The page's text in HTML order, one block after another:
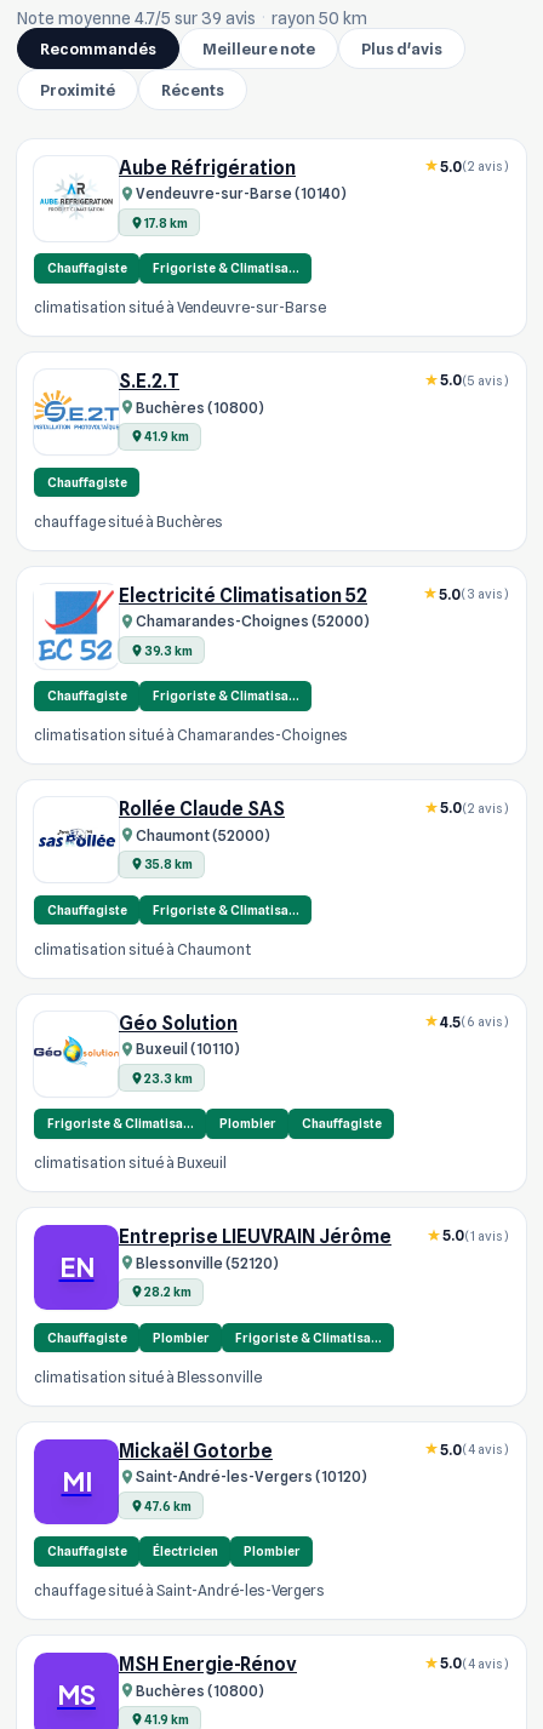
Note moyenne 4.7/5 sur 39 avis · rayon 50 km
Recommandés
Meilleure note Plus d'avis
Proximité Récents
Aube Réfrigération
Vendeuvre-sur-Barse (10140)
17.8 km
5.0(2 avis)
Chauffagiste Frigoriste & Climatisa…
climatisation situé à Vendeuvre-sur-Barse
S.E.2.T
Buchères (10800)
41.9 km
5.0(5 avis)
Chauffagiste
chauffage situé à Buchères
Electricité Climatisation 52
Chamarandes-Choignes (52000)
39.3 km
5.0(3 avis)
Chauffagiste Frigoriste & Climatisa…
climatisation situé à Chamarandes-Choignes
Rollée Claude SAS
Chaumont (52000)
35.8 km
5.0(2 avis)
Chauffagiste Frigoriste & Climatisa…
climatisation situé à Chaumont
Géo Solution
Buxeuil (10110)
23.3 km
4.5(6 avis)
Frigoriste & Climatisa… Plombier Chauffagiste
climatisation situé à Buxeuil
EN
Entreprise LIEUVRAIN Jérôme
Blessonville (52120)
28.2 km
5.0(1 avis)
Chauffagiste Plombier Frigoriste & Climatisa…
climatisation situé à Blessonville
MI
Mickaël Gotorbe
Saint-André-les-Vergers (10120)
47.6 km
5.0(4 avis)
Chauffagiste Électricien Plombier
chauffage situé à Saint-André-les-Vergers
MS
MSH Energie-Rénov
Buchères (10800)
41.9 km
5.0(4 avis)